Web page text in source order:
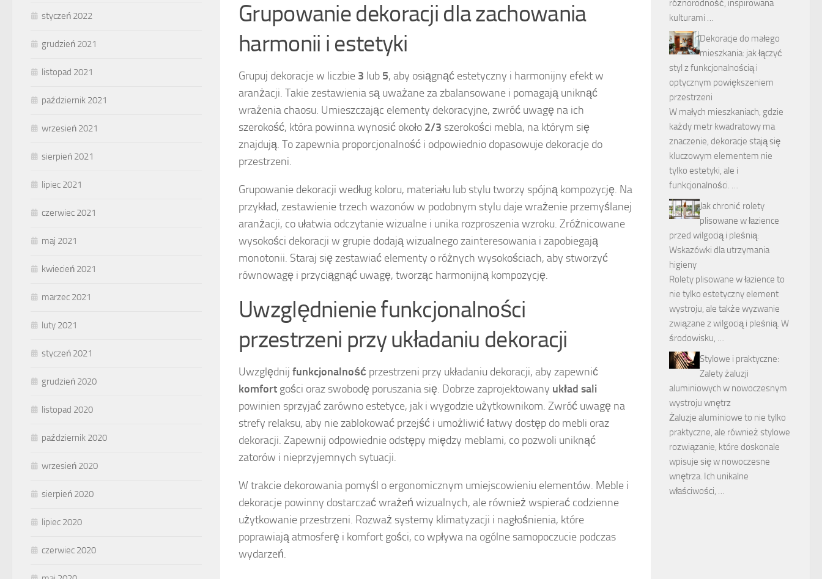
Grupowanie dekoracji dla zachowania
harmonii i estetyki
Grupuj dekoracje w liczbie 3 lub 5, aby osiągnąć estetyczny i harmonijny efekt w
aranżacji. Takie zestawienia są uważane za zbalansowane i pomagają uniknąć
wrażenia chaosu. Umieszczając elementy dekoracyjne, zwróć uwagę na ich
szerokość, która powinna wynosić około 2/3 szerokości mebla, na którym się
znajdują. To zapewnia proporcjonalność i odpowiednio dopasowuje dekoracje do
przestrzeni.
Grupowanie dekoracji według koloru, materiału lub stylu tworzy spójną kompozycję. Na
przykład, zestawienie trzech wazonów w podobnym stylu daje wrażenie przemyślanej
aranżacji, co ułatwia odczytanie wizualne i unika rozproszenia wzroku. Zróżnicowane
wysokości dekoracji w grupie dodają wizualnego zainteresowania i zapobiegają
monotonii. Staraj się zestawiać elementy o różnych wysokościach, aby stworzyć
równowagę i przyciągnąć uwagę, tworząc harmonijną kompozycję.
Uwzględnienie funkcjonalności
przestrzeni przy układaniu dekoracji
Uwzględnij funkcjonalność przestrzeni przy układaniu dekoracji, aby zapewnić
komfort gości oraz swobodę poruszania się. Dobrze zaprojektowany układ sali
powinien sprzyjać zarówno estetyce, jak i wygodzie użytkownikom. Zwróć uwagę na
strefy relaksu, aby nie zablokować przejść i umożliwić łatwy dostęp do mebli oraz
dekoracji. Zapewnij odpowiednie odstępy między meblami, co pozwoli uniknąć
zatorów i nieprzyjemnych sytuacji.
W trakcie dekorowania pomyśl o ergonomicznym umiejscowieniu elementów. Meble i
dekoracje powinny dostarczać wrażeń wizualnych, ale również wspierać codzienne
użytkowanie przestrzeni. Rozważ systemy klimatyzacji i nagłośnienia, które
poprawiają atmosferę i komfort gości, co wpływa na ogólne samopoczucie podczas
wydarzeń.
styczeń 2022
grudzień 2021
listopad 2021
październik 2021
wrzesień 2021
sierpień 2021
lipiec 2021
czerwiec 2021
maj 2021
kwiecień 2021
marzec 2021
luty 2021
styczeń 2021
grudzień 2020
listopad 2020
październik 2020
wrzesień 2020
sierpień 2020
lipiec 2020
czerwiec 2020
różnorodność, inspirowana
kulturami …
Dekoracje do małego
mieszkania: jak łączyć
styl z funkcjonalnością i
optycznym powiększeniem
przestrzeni
W małych mieszkaniach, gdzie
każdy metr kwadratowy ma
znaczenie, dekoracje stają się
kluczowym elementem nie
tylko estetyki, ale i
funkcjonalności. …
Jak chronić rolety
plisowane w łazience
przed wilgocią i pleśnią:
Wskazówki dla utrzymania
higieny
Rolety plisowane w łazience to
nie tylko estetyczny element
wystroju, ale także wyzwanie
związane z wilgocią i pleśnią. W
środowisku, …
Stylowe i praktyczne:
Zalety żaluzji
aluminiowych w nowoczesnym
wystroju wnętrz
Żaluzje aluminiowe to nie tylko
praktyczne, ale również stylowe
rozwiązanie, które doskonale
wpisuje się w nowoczesne
wnętrza. Ich unikalne
właściwości, …